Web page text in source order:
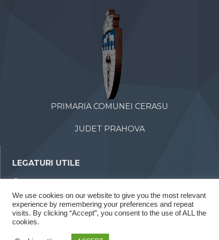
PRIMARIA COMUNEI CERASU
JUDET PRAHOVA
LEGATURI UTILE
Declaratii de interese
Rapoarte legea 52/2003
We use cookies on our website to give you the most relevant
experience by remembering your preferences and repeat
visits. By clicking “Accept”, you consent to the use of ALL the
cookies.